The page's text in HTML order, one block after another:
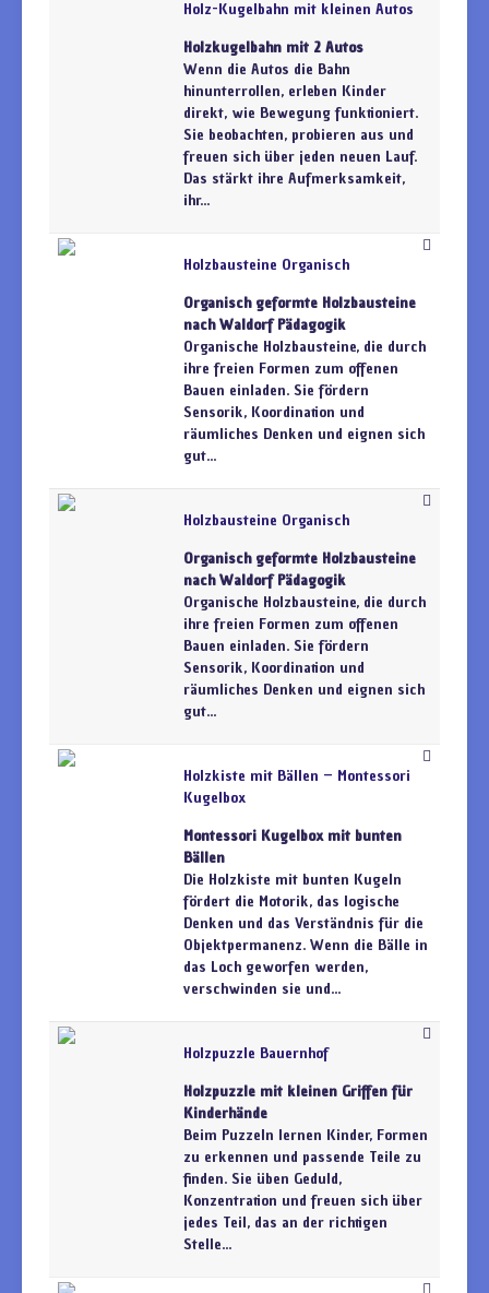
Holz-Kugelbahn mit kleinen Autos
Holzkugelbahn mit 2 Autos
Wenn die Autos die Bahn
hinunterrollen, erleben Kinder
direkt, wie Bewegung funktioniert.
Sie beobachten, probieren aus und
freuen sich über jeden neuen Lauf.
Das stärkt ihre Aufmerksamkeit,
ihr...
Holzbausteine Organisch
Organisch geformte Holzbausteine
nach Waldorf Pädagogik
Organische Holzbausteine, die durch
ihre freien Formen zum offenen
Bauen einladen. Sie fördern
Sensorik, Koordination und
räumliches Denken und eignen sich
gut...
Holzbausteine Organisch
Organisch geformte Holzbausteine
nach Waldorf Pädagogik
Organische Holzbausteine, die durch
ihre freien Formen zum offenen
Bauen einladen. Sie fördern
Sensorik, Koordination und
räumliches Denken und eignen sich
gut...
Holzkiste mit Bällen – Montessori
Kugelbox
Montessori Kugelbox mit bunten
Bällen
Die Holzkiste mit bunten Kugeln
fördert die Motorik, das logische
Denken und das Verständnis für die
Objektpermanenz. Wenn die Bälle in
das Loch geworfen werden,
verschwinden sie und...
Holzpuzzle Bauernhof
Holzpuzzle mit kleinen Griffen für
Kinderhände
Beim Puzzeln lernen Kinder, Formen
zu erkennen und passende Teile zu
finden. Sie üben Geduld,
Konzentration und freuen sich über
jedes Teil, das an der richtigen
Stelle...